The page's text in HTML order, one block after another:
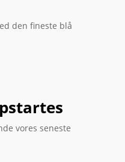
den fineste blå
vores seneste